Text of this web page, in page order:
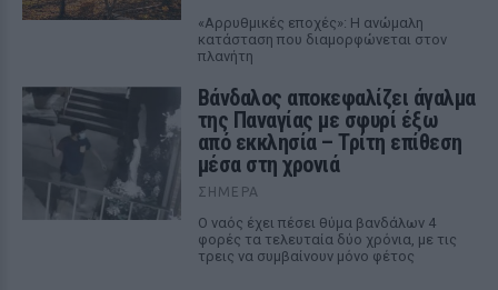
«Αρρυθμικές εποχές»: Η ανώμαλη
κατάσταση που διαμορφώνεται στον
πλανήτη
Βάνδαλος αποκεφαλίζει άγαλμα
της Παναγίας με σφυρί έξω
από εκκλησία – Τρίτη επίθεση
μέσα στη χρονιά
ΣΉΜΕΡΑ
Ο ναός έχει πέσει θύμα βανδάλων 4
φορές τα τελευταία δύο χρόνια, με τις
τρεις να συμβαίνουν μόνο φέτος